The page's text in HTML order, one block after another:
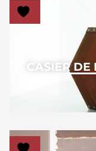
CASIER